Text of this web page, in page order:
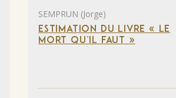
SEMPRUN (Jorge)
ESTIMATION DU LIVRE « LE
MORT QU’IL FAUT »